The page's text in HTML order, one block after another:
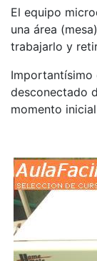
El equipo
una área
trabajarlo y
Importantísimo
desconectado
momento